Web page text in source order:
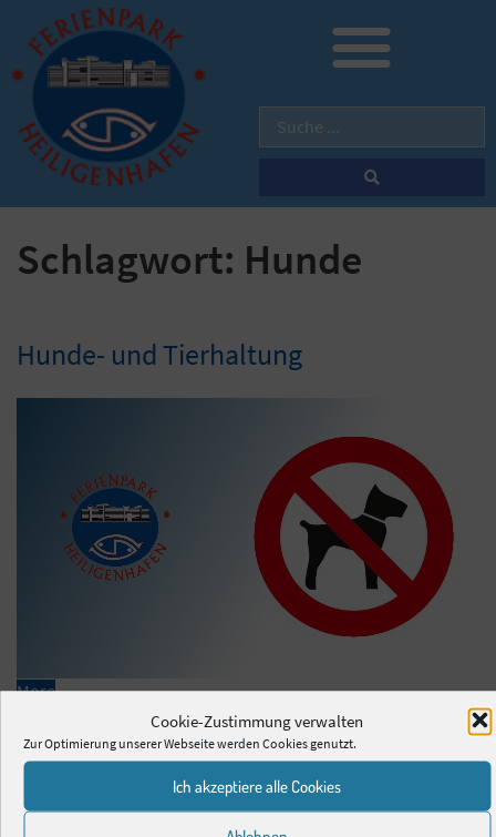
Cookie-Zustimmung verwalten
Zur Optimierung unserer Webseite werden Cookies genutzt.
Ich akzeptiere alle Cookies
Schlagwort: Hunde
Hunde- und Tierhaltung
More
Unsere Verwaltung
Krase Ostsee-Ferienparkverwaltung GmbH